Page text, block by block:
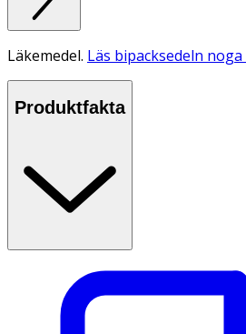
Läkemedel. Läs bipacksedeln
Produktfakta